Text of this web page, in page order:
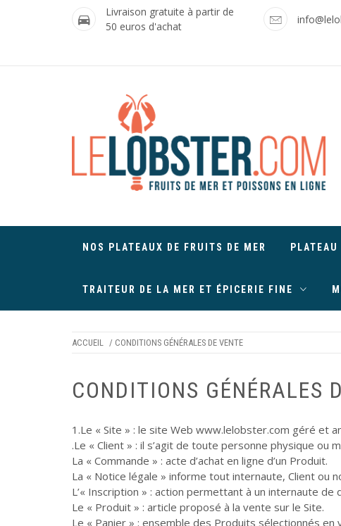
Livraison gratuite à partir de
50 euros d'achat
NOS PLATEAUX DE FRUITS DE MER
TRAITEUR DE LA MER ET ÉPICERIE FINE
ACCUEIL / CONDITIONS GÉNÉRALES DE VENTE
CONDITIONS GÉNÉRALES
1.Le « Site » : le site Web www.lelobster.com géré et
.Le « Client » : il s’agit de toute personne physique ou
La « Commande » : acte d’achat en ligne d’un Produit.
La « Notice légale » informe tout internaute, Client ou
L’« Inscription » : action permettant à un internaute
Le « Produit » : article proposé à la vente sur le Site.
Le « Panier » : ensemble des Produits sélectionnés en